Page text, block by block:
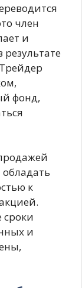
член
и
фонд,
к
и